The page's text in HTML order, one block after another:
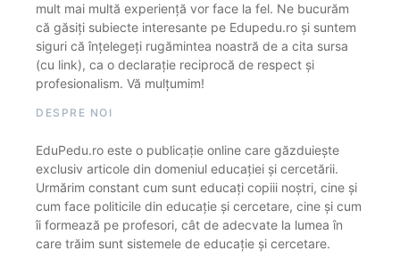
mult mai multă experiență vor face la fel. Ne bucurăm
că găsiți subiecte interesante pe Edupedu.ro și suntem
siguri că înțelegeți rugămintea noastră de a cita sursa
(cu link), ca o declarație reciprocă de respect și
profesionalism. Vă mulțumim!
DESPRE NOI
EduPedu.ro este o publicație online care găzduiește
exclusiv articole din domeniul educației și cercetării.
Urmărim constant cum sunt educați copiii noștri, cine și
cum face politicile din educație și cercetare, cine și cum
îi formează pe profesori, cât de adecvate la lumea în
care trăim sunt sistemele de educație și cercetare.